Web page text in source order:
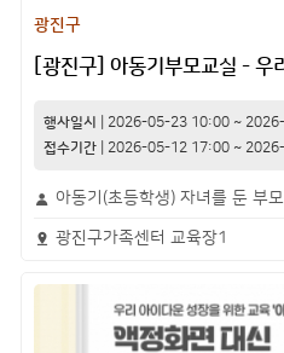
광진구
[광진구] 아동기부모교실 - 우
행사일시 2026-05-23 10:00~
접수기간| 2026-05-12 17:00~
아동기(초등학생) 자녀를 둔 부모
광진구가족센터 교육장1